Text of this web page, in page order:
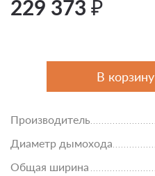
229 373 ₽
В корзину
Производитель
Диаметр дымохода
Общая ширина